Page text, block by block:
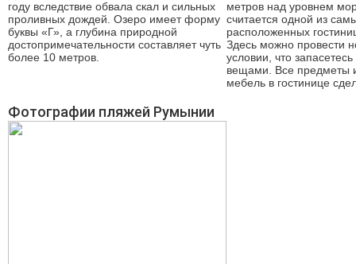
году вследствие обвала скал и сильных
проливных дождей. Озеро имеет форму
буквы «Г», а глубина природной
достопримечательности составляет чуть
более 10 метров.
метров над уровнем
считается одной из
расположенных
Здесь можно провести
условии, что
вещами. Все предметы
мебель в гостинице
Фотографии пляжей Румынии